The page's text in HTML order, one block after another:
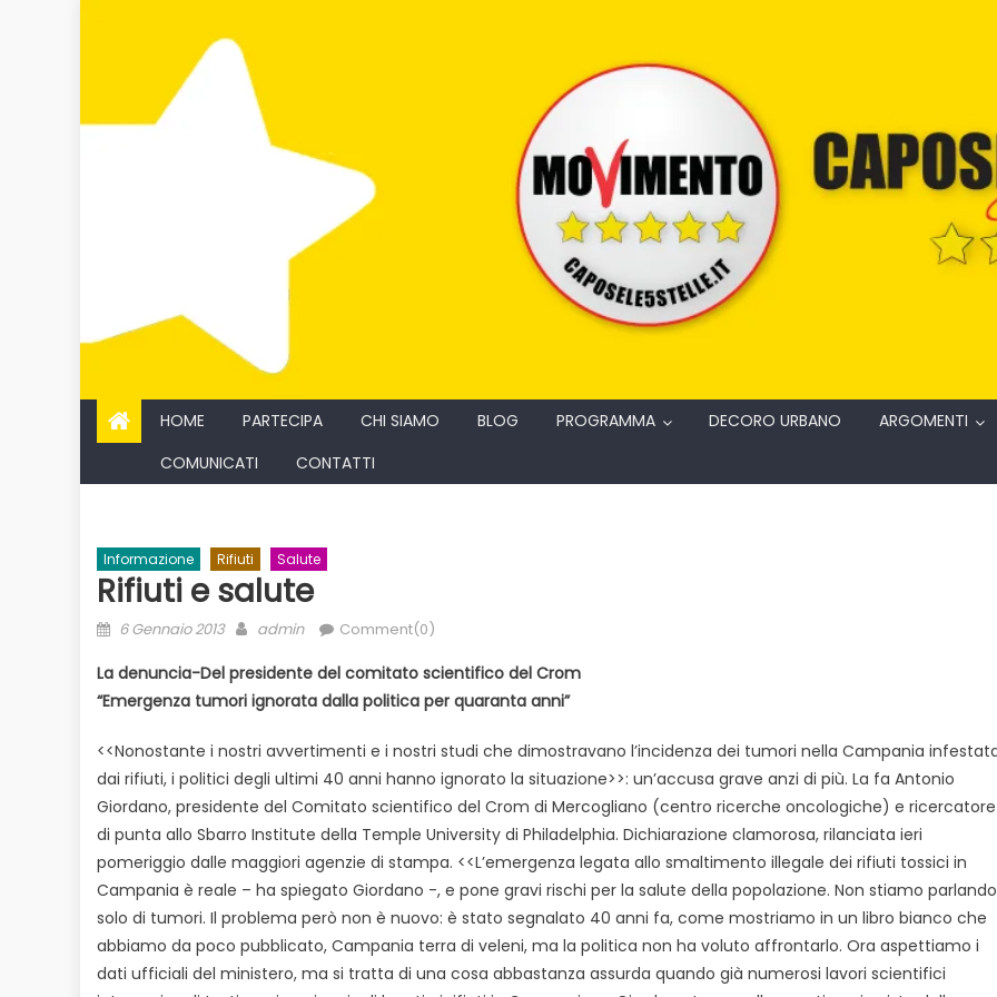
HOME PARTECIPA CHI SIAMO BLOG PROGRAMMA DECORO URBANO ARGOMENTI
COMUNICATI
CONTATTI
Informazione Rifiuti Salute
Rifiuti e salute
Posted
6 Gennaio 2013 Author
admin Comment(0)
La denuncia-Del presidente del comitato scientifico del Crom
“Emergenza tumori ignorata dalla politica per quaranta anni”
<<Nonostante i nostri avvertimenti e i nostri studi che dimostravano l’incidenza dei tumori nella Campania
dai rifiuti, i politici degli ultimi 40 anni hanno ignorato la situazione>>: un’accusa grave anzi di più. La fa Antonio
Giordano, presidente del Comitato scientifico del Crom di Mercogliano (centro ricerche oncologiche) e ricercatore
di punta allo Sbarro Institute della Temple University di Philadelphia. Dichiarazione clamorosa, rilanciata ieri
pomeriggio dalle maggiori agenzie di stampa. <<L’emergenza legata allo smaltimento illegale dei rifiuti tossici in
Campania è reale – ha spiegato Giordano -, e pone gravi rischi per la salute della popolazione. Non stiamo parlando
solo di tumori. Il problema però non è nuovo: è stato segnalato 40 anni fa, come mostriamo in un libro bianco che
abbiamo da poco pubblicato, Campania terra di veleni, ma la politica non ha voluto affrontarlo. Ora aspettiamo i
dati ufficiali del ministero, ma si tratta di una cosa abbastanza assurda quando già numerosi lavori scientifici
Bilancio in consiglio con un occhio
alle urne
Ecologia Evidenza Informazione
Duro attacco al biologico italiano
dai Paesi del Nord. Il settore è a
rischio
Informazione
Acque sempre agitate tra i
democratici di Caposele